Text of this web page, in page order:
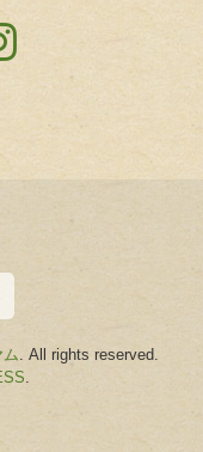
. All rights reserved.
.